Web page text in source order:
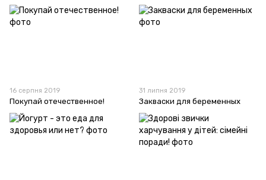
16 серпня 2019
Покупай отечественное!
31 липня 2019
Закваски для беременных